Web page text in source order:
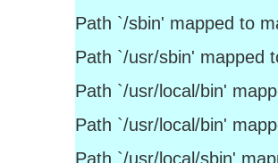
Path `/sbin' mapped to
Path `/usr/sbin' mapped
Path `/usr/local/bin'
Path `/usr/local/bin'
Path `/usr/local/sbin'